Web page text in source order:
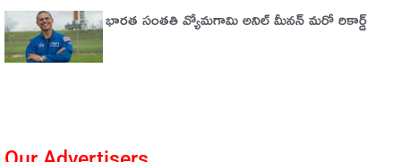
భారత సంతతి వ్యోమగామి అనిల్‌ మీనన్‌ మరో రికార్డ్‌